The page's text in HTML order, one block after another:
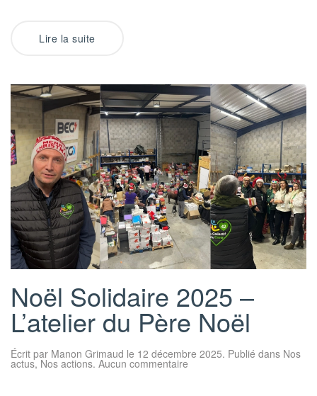
Lire la suite
Noël Solidaire 2025 –
L’atelier du Père Noël
Écrit par Manon Grimaud le 12 décembre 2025. Publié dans Nos
actus, Nos actions. Aucun commentairesur